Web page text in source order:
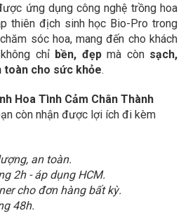
ứng dụng công nghệ trồng hoa
thiên địch sinh học Bio-Pro trong
sóc hoa, mang đến cho khách
chỉ bền, đẹpmà còn sạch,
toàn cho sức khỏe.
Hoa Tình Cảm Chân Thành
còn nhận được lợi ích đi kèm
an toàn.
2h - áp dụng HCM.
cho đơn hàng bất kỳ.
48h.